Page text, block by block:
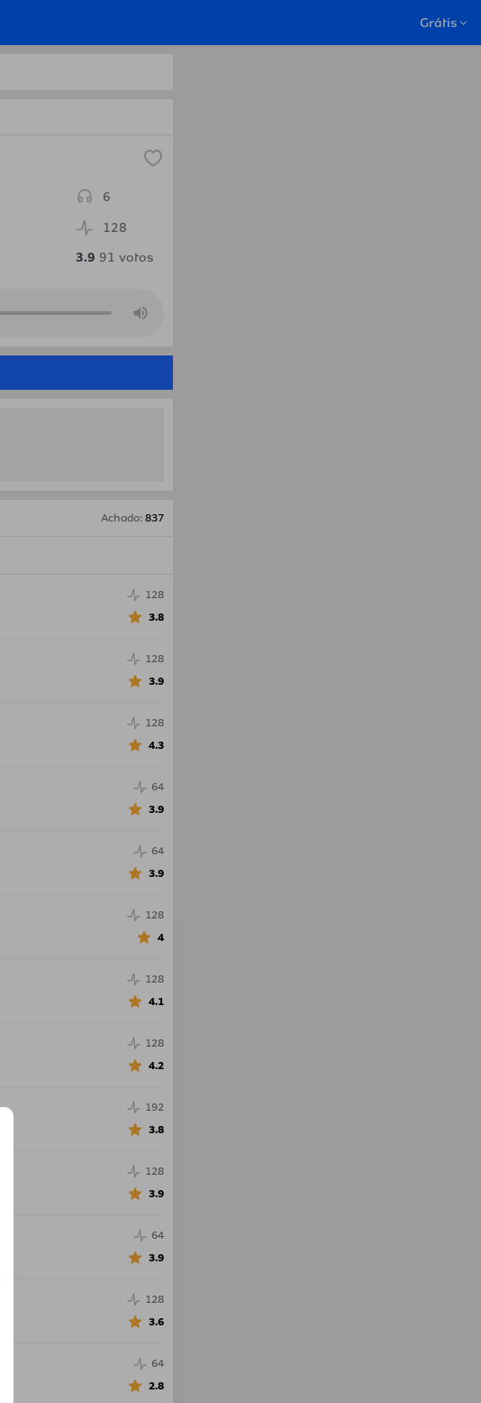
Grátis
6
128
3.9 91 votos
Achado:837
128
3.8
128
3.9
128
4.3
64
3.9
64
3.9
128
4
128
4.1
128
4.2
192
3.8
128
3.9
64
3.9
128
3.6
64
2.8